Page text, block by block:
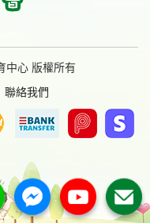
中心 版權所有
聯絡我們